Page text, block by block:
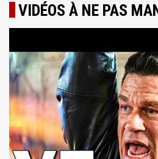
VIDÉOS À NE PAS